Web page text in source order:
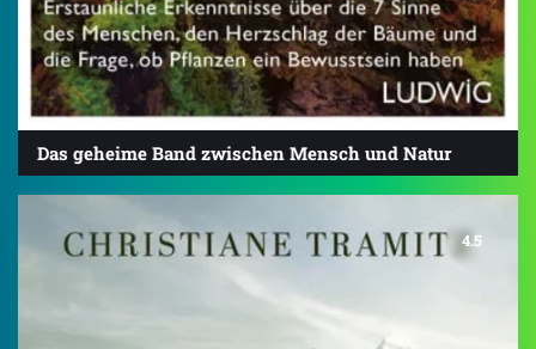
Das geheime Band zwischen Mensch und Natur
4.5